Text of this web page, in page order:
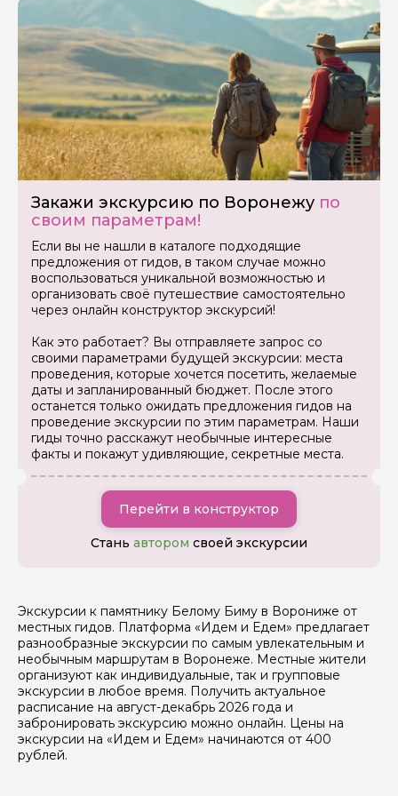
Закажи экскурсию по Воронежу по
своим параметрам!
Если вы не нашли в каталоге подходящие
предложения от гидов, в таком случае можно
воспользоваться уникальной возможностью и
организовать своё путешествие самостоятельно
через онлайн конструктор экскурсий!
Как это работает? Вы отправляете запрос со
своими параметрами будущей экскурсии: места
проведения, которые хочется посетить, желаемые
даты и запланированный бюджет. После этого
останется только ожидать предложения гидов на
проведение экскурсии по этим параметрам. Наши
гиды точно расскажут необычные интересные
факты и покажут удивляющие, секретные места.
Перейти в конструктор
Стань автором своей экскурсии
Экскурсии к памятнику Белому Биму в Ворониже от
местных гидов. Платформа «Идем и Едем» предлагает
разнообразные экскурсии по самым увлекательным и
необычным маршрутам в Воронеже. Местные жители
организуют как индивидуальные, так и групповые
экскурсии в любое время. Получить актуальное
расписание на август-декабрь 2026 года и
забронировать экскурсию можно онлайн. Цены на
экскурсии на «Идем и Едем» начинаются от 400
рублей.
Задайте свой вопрос гиду
Как вас зовут
Ваша электронная почта
Ваш номер телефона
Вопросы и комментарии
Если у вас есть интересующие вопросы, можете их
Я даю своё согласие на обработку персональных
данных
Отправить